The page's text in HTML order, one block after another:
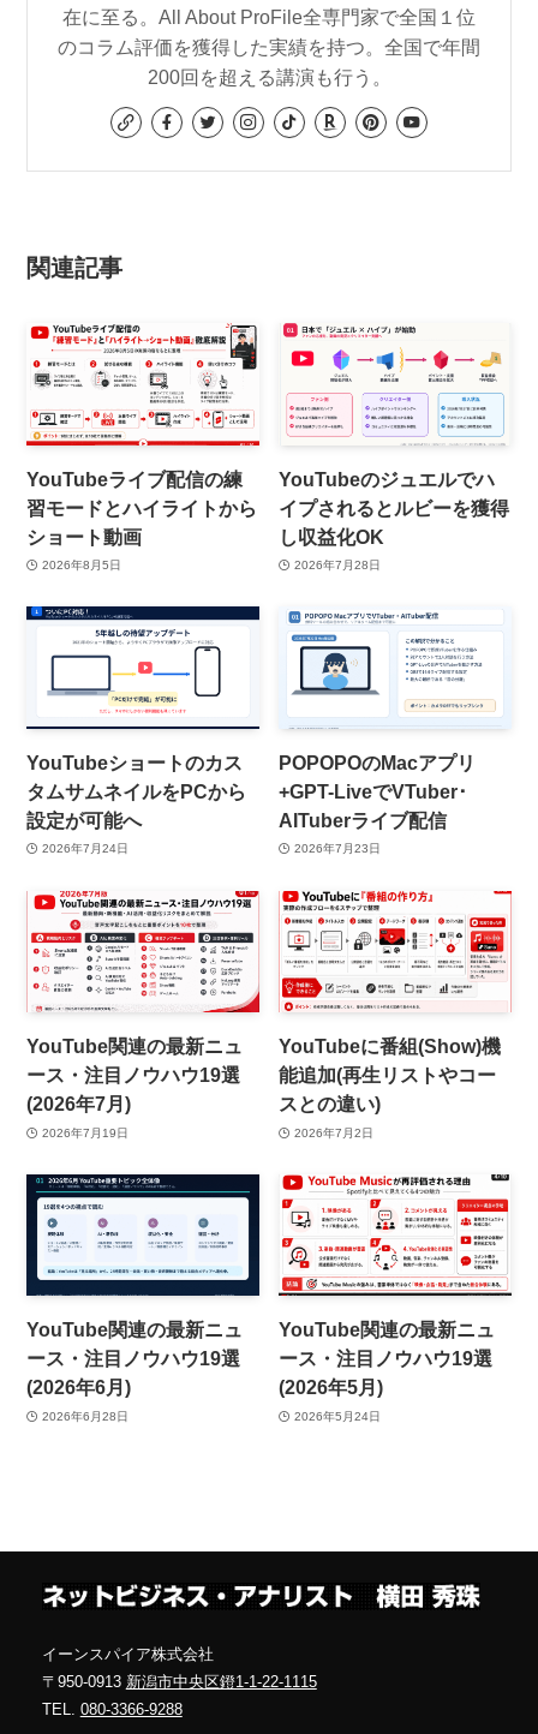
在に至る。All About ProFile全専門家で全国１位
のコラム評価を獲得した実績を持つ。全国で年間
200回を超える講演も行う。
関連記事
YouTubeライブ配信の練
習モードとハイライトから
ショート動画
2026年8月5日
YouTubeのジュエルでハ
イプされるとルビーを獲得
し収益化OK
2026年7月28日
YouTubeショートのカス
タムサムネイルをPCから
設定が可能へ
2026年7月24日
POPOPOのMacアプリ
+GPT-LiveでVTuber･
AITuberライブ配信
2026年7月23日
YouTube関連の最新ニュ
ース・注目ノウハウ19選
(2026年7月)
2026年7月19日
YouTubeに番組(Show)機
能追加(再生リストやコー
スとの違い)
2026年7月2日
YouTube関連の最新ニュ
ース・注目ノウハウ19選
(2026年6月)
2026年6月28日
YouTube関連の最新ニュ
ース・注目ノウハウ19選
(2026年5月)
2026年5月24日
イーンスパイア株式会社
〒950-0913 新潟市中央区鐙1-1-22-1115
TEL. 080-3366-9288